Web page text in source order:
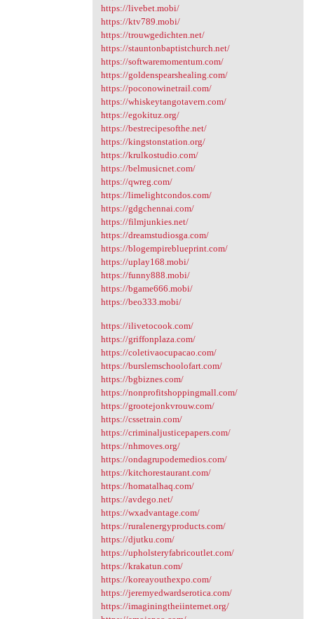
https://livebet.mobi/
https://ktv789.mobi/
https://trouwgedichten.net/
https://stauntonbaptistchurch.net/
https://softwaremomentum.com/
https://goldenspearshealing.com/
https://poconowinetrail.com/
https://whiskeytangotavern.com/
https://egokituz.org/
https://bestrecipesofthe.net/
https://kingstonstation.org/
https://krulkostudio.com/
https://belmusicnet.com/
https://qwreg.com/
https://limelightcondos.com/
https://gdgchennai.com/
https://filmjunkies.net/
https://dreamstudiosga.com/
https://blogempireblueprint.com/
https://uplay168.mobi/
https://funny888.mobi/
https://bgame666.mobi/
https://beo333.mobi/
https://ilivetocook.com/
https://griffonplaza.com/
https://coletivaocupacao.com/
https://burslemschoolofart.com/
https://bgbiznes.com/
https://nonprofitshoppingmall.com/
https://grootejonkvrouw.com/
https://cssetrain.com/
https://criminaljusticepapers.com/
https://nhmoves.org/
https://ondagrupodemedios.com/
https://kitchorestaurant.com/
https://homatalhaq.com/
https://avdego.net/
https://wxadvantage.com/
https://ruralenergyproducts.com/
https://djutku.com/
https://upholsteryfabricoutlet.com/
https://krakatun.com/
https://koreayouthexpo.com/
https://jeremyedwardserotica.com/
https://imaginingtheiinternet.org/